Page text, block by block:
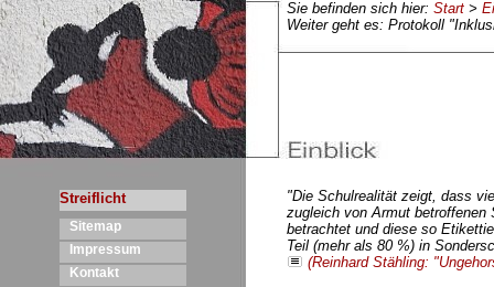
Sie befinden sich hier: Start >
Weiter geht es: Protokoll
Streiflicht
Sitemap
Impressum
Kontakt
"Die Schulrealität zeigt, dass
zugleich von Armut betroffenen
betrachtet und diese so
Teil (mehr als 80 %) in
(Reinhard Stähling: